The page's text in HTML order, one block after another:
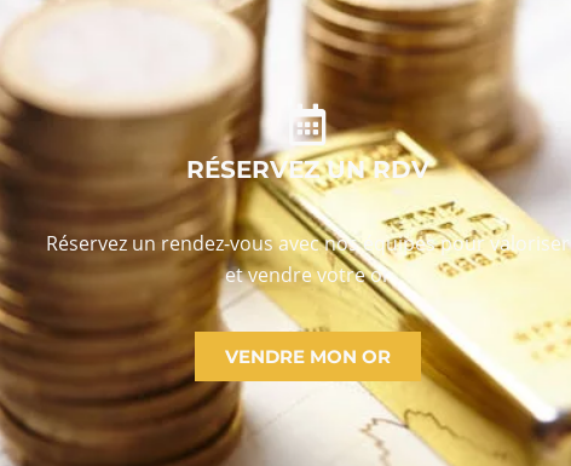
RÉSERVEZ UN RDV
Réservez un rendez-vous avec nos équipes pour valoriser
et vendre votre or
VENDRE MON OR